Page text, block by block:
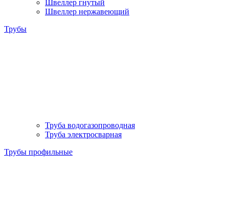
Швеллер гнутый
Швеллер нержавеющий
Трубы
Труба водогазопроводная
Труба электросварная
Трубы профильные